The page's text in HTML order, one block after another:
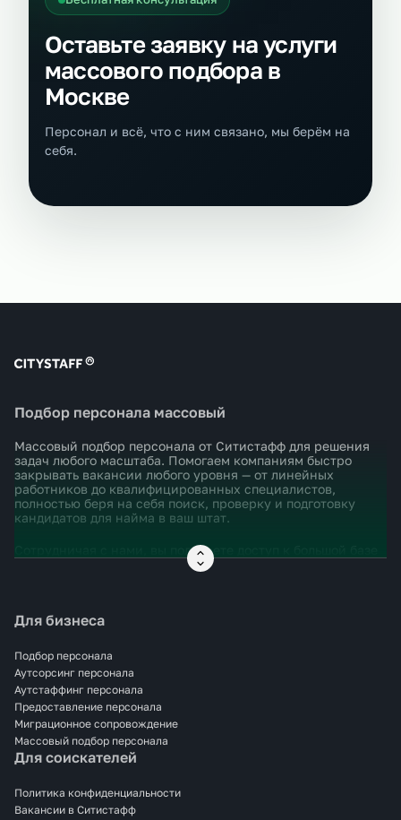
Оставьте заявку на услуги
массового подбора в
Москве
Персонал и всё, что с ним связано, мы берём на
себя.
Подбор персонала массовый
Массовый подбор персонала от Ситистафф для решения
задач любого масштаба. Помогаем компаниям быстро
закрывать вакансии любого уровня — от линейных
работников до квалифицированных специалистов,
полностью беря на себя поиск, проверку и подготовку
кандидатов для найма в ваш штат.
Сотрудничая с нами, вы получаете доступ к большой базе
кандидатов и современным инструментам подбора.
наших клиентов, который позволяет удобно и быстро
реагировать на изменения в бизнесе. Мы поможем
укомплектовать команду в период пиковых нагрузок,
сезонных работ или при запуске новых проектов,
сохраняя при этом контроль над качеством и сроками.
С Ситистафф вы экономите ресурсы на найме и снижаете
кадровые риски. Мы обеспечим стабильность процесса
сможете сосредоточиться на развитии бизнеса и
стратегических задачах.
Для бизнеса
Подбор персонала
Аутсорсинг персонала
Аутстаффинг персонала
Предоставление персонала
Миграционное сопровождение
Массовый подбор персонала
Для соискателей
Политика конфиденциальности
Вакансии в Ситистафф